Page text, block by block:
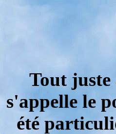
Tout
s'appelle le
été